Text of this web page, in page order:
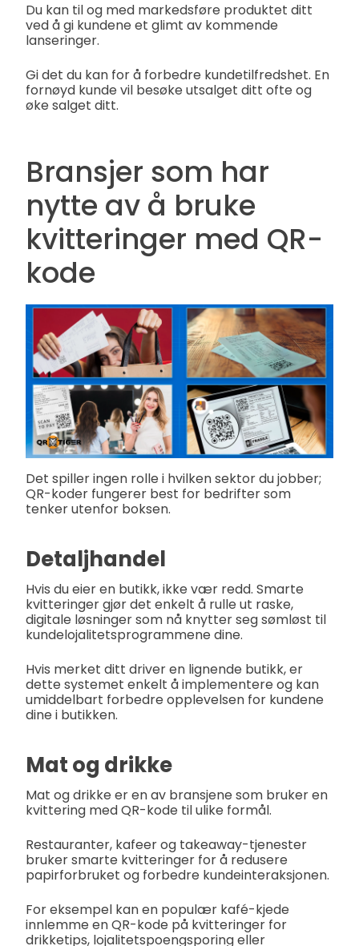
Du kan til og med markedsføre produktet ditt
ved å gi kundene et glimt av kommende
lanseringer.
Gi det du kan for å forbedre kundetilfredshet. En
fornøyd kunde vil besøke utsalget ditt ofte og
øke salget ditt.
Bransjer som har
nytte av å bruke
kvitteringer med QR-
kode
Det spiller ingen rolle i hvilken sektor du jobber;
QR-koder fungerer best for bedrifter som
tenker utenfor boksen.
Detaljhandel
Hvis du eier en butikk, ikke vær redd. Smarte
kvitteringer gjør det enkelt å rulle ut raske,
digitale løsninger som nå knytter seg sømløst til
kundelojalitetsprogrammene dine.
Hvis merket ditt driver en lignende butikk, er
dette systemet enkelt å implementere og kan
umiddelbart forbedre opplevelsen for kundene
dine i butikken.
Mat og drikke
Mat og drikke er en av bransjene som bruker en
kvittering med QR-kode til ulike formål.
Restauranter, kafeer og takeaway-tjenester
bruker smarte kvitteringer for å redusere
papirforbruket og forbedre kundeinteraksjonen.
For eksempel kan en populær kafé-kjede
innlemme en QR-kode på kvitteringer for
drikketips, lojalitetspoengsporing eller